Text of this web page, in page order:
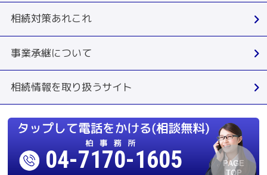
相続対策あれこれ
事業承継について
相続情報を取り扱うサイト
04-7170-1605